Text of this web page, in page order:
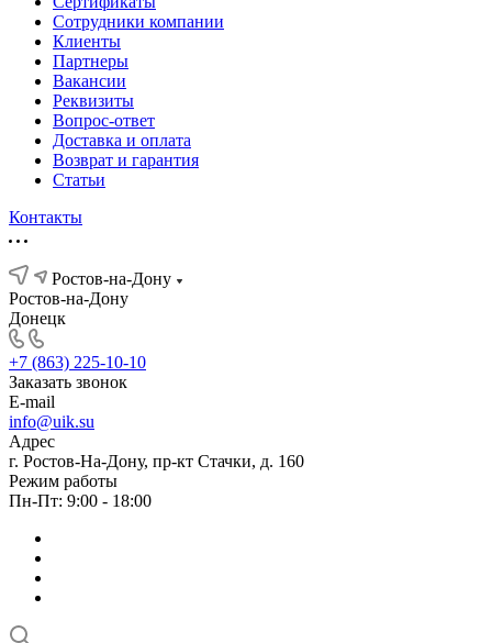
Сотрудники компании
Клиенты
Партнеры
Вакансии
Реквизиты
Вопрос-ответ
Доставка и оплата
Возврат и гарантия
Статьи
Контакты
Ростов-на-Дону
Ростов-на-Дону
Донецк
+7 (863) 225-10-10
Заказать звонок
E-mail
info@uik.su
Адрес
г. Ростов-На-Дону, пр-кт Стачки, д. 160
Режим работы
Пн-Пт: 9:00 - 18:00